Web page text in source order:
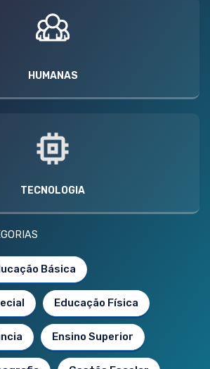
HUMANAS
TECNOLOGIA
Básica
Educação Física
Ensino Superior